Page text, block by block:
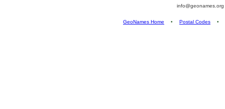
info@geonames.org
GeoNames Home • Postal Codes •